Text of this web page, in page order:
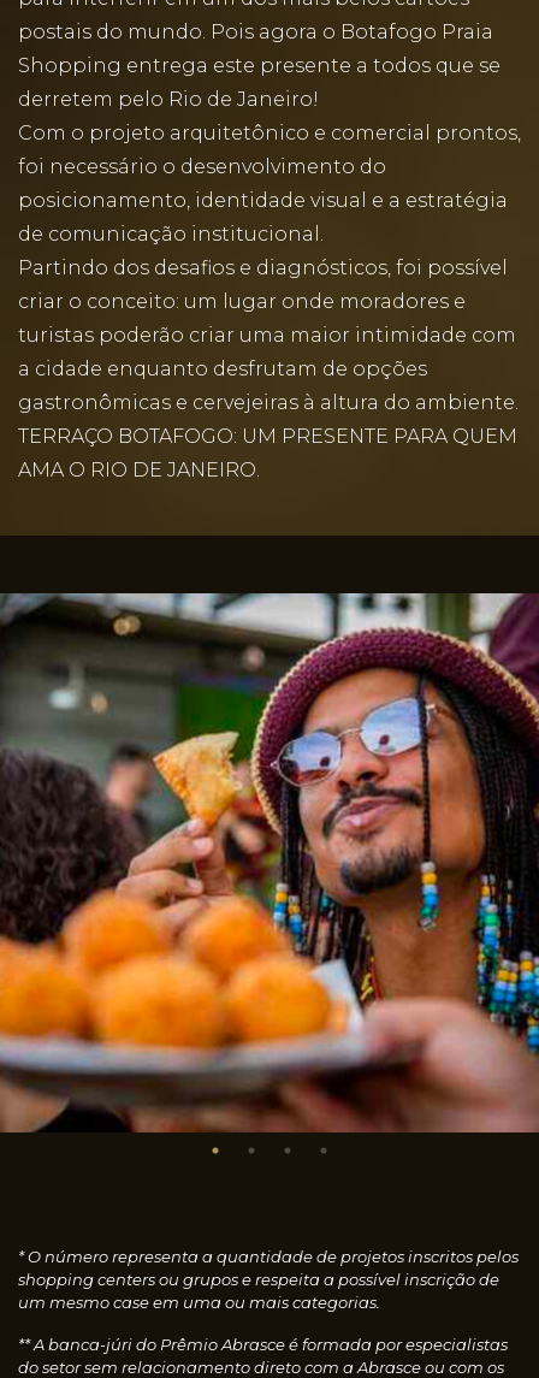
postais do mundo. Pois agora o Botafogo Praia
Shopping entrega este presente a todos que se
derretem pelo Rio de Janeiro!
Com o projeto arquitetônico e comercial prontos,
foi necessário o desenvolvimento do
posicionamento, identidade visual e a estratégia
de comunicação institucional.
Partindo dos desafios e diagnósticos, foi possível
criar o conceito: um lugar onde moradores e
turistas poderão criar uma maior intimidade com
a cidade enquanto desfrutam de opções
gastronômicas e cervejeiras à altura do ambiente.
TERRAÇO BOTAFOGO: UM PRESENTE PARA QUEM
AMA O RIO DE JANEIRO.
* O número representa a quantidade de projetos inscritos pelos
shopping centers ou grupos e respeita a possível inscrição de
um mesmo case em uma ou mais categorias.
** A banca-júri do Prêmio Abrasce é formada por especialistas
do setor sem relacionamento direto com a Abrasce ou com os